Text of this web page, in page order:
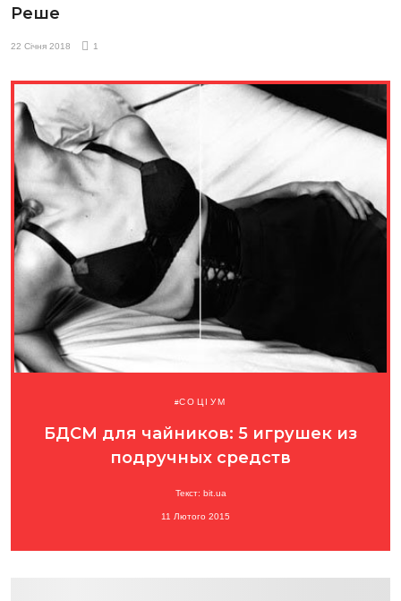
Реше
22 Січня 2018 1
СОЦІУМ
БДСМ для чайников: 5 игрушек из
подручных средств
Текст: bit.ua
11 Лютого 2015